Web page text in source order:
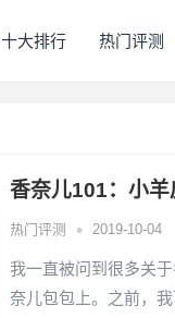
十大排行 热门评测
香奈儿101：小
热门评测 • 2019-10-04
我一直被问到很多关
奈儿包包上。之前，